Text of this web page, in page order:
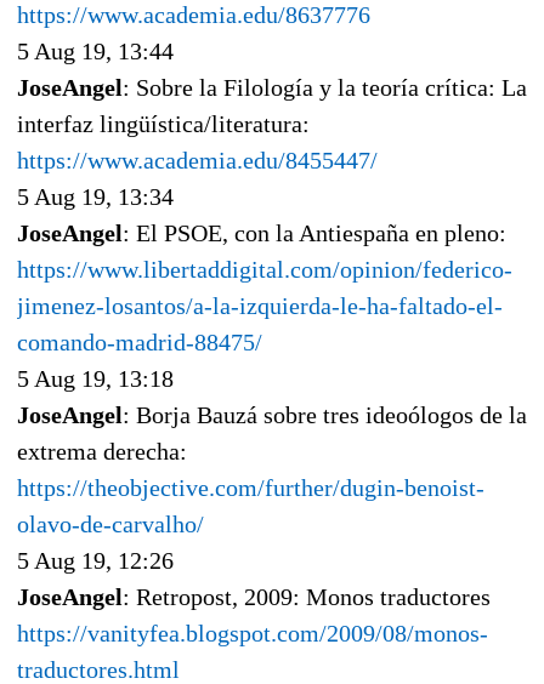
https://www.academia.edu/8637776
5 Aug 19, 13:44
JoseAngel: Sobre la Filología y la teoría crítica: La
interfaz lingüística/literatura:
https://www.academia.edu/8455447/
5 Aug 19, 13:34
JoseAngel: El PSOE, con la Antiespaña en pleno:
https://www.libertaddigital.com/opinion/federico-
jimenez-losantos/a-la-izquierda-le-ha-faltado-el-
comando-madrid-88475/
5 Aug 19, 13:18
JoseAngel: Borja Bauzá sobre tres ideoólogos de la
extrema derecha:
https://theobjective.com/further/dugin-benoist-
olavo-de-carvalho/
5 Aug 19, 12:26
JoseAngel: Retropost, 2009: Monos traductores
https://vanityfea.blogspot.com/2009/08/monos-
traductores.html